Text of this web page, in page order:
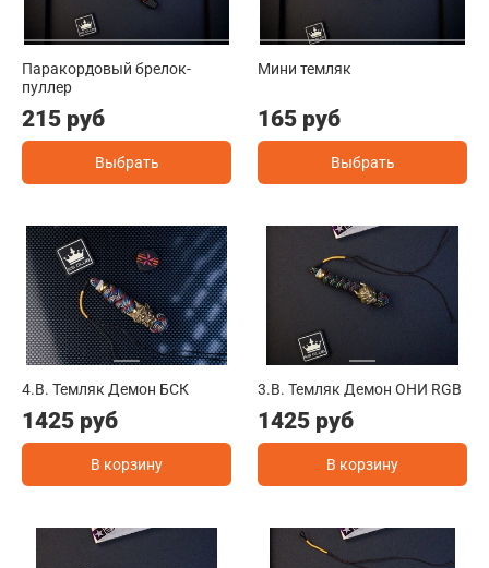
Паракордовый брелок-
пуллер
215 руб
Выбрать
Мини темляк
165 руб
Выбрать
4.B. Темляк Демон БСК
1425 руб
В корзину
3.B. Темляк Демон ОНИ RGB
1425 руб
В корзину